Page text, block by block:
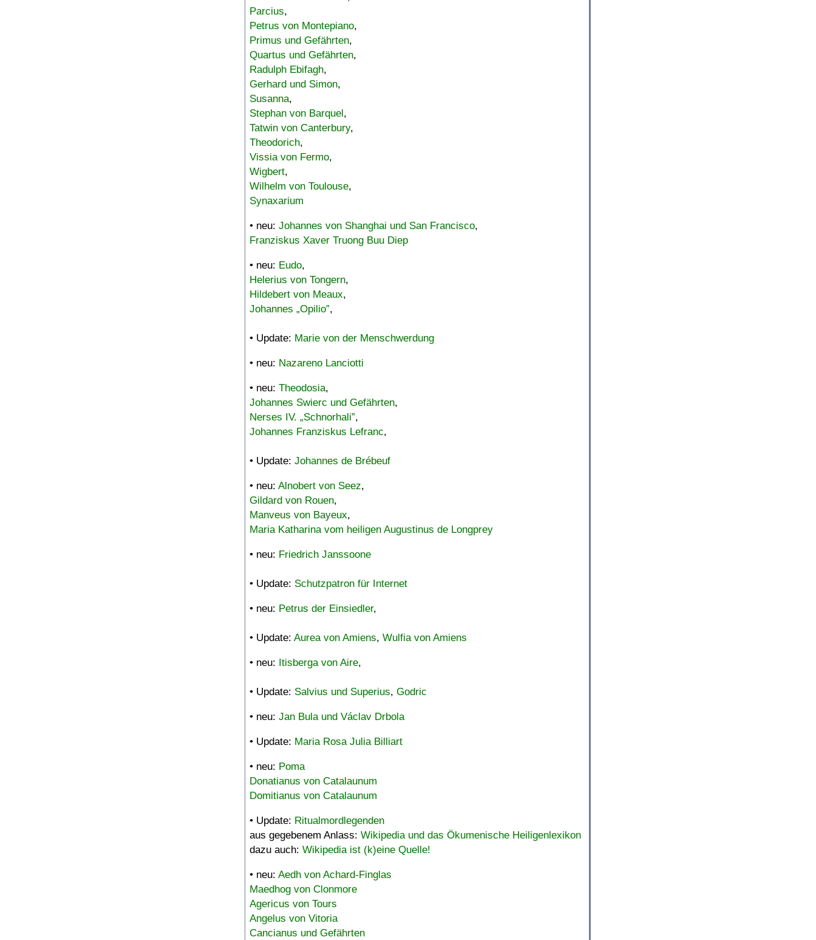
Parcius,
Petrus von Montepiano,
Primus und Gefährten,
Quartus und Gefährten,
Radulph Ebifagh,
Gerhard und Simon,
Susanna,
Stephan von Barquel,
Tatwin von Canterbury,
Theodorich,
Vissia von Fermo,
Wigbert,
Wilhelm von Toulouse,
Synaxarium
• neu: Johannes von Shanghai und San Francisco,
Franziskus Xaver Truong Buu Diep
• neu: Eudo,
Helerius von Tongern,
Hildebert von Meaux,
Johannes „Opilio”,
• Update: Marie von der Menschwerdung
• neu: Nazareno Lanciotti
• neu: Theodosia,
Johannes Swierc und Gefährten,
Nerses IV. „Schnorhali”,
Johannes Franziskus Lefranc,
• Update: Johannes de Brébeuf
• neu: Alnobert von Seez,
Gildard von Rouen,
Manveus von Bayeux,
Maria Katharina vom heiligen Augustinus de Longprey
• neu: Friedrich Janssoone
• Update: Schutzpatron für Internet
• neu: Petrus der Einsiedler,
• Update: Aurea von Amiens, Wulfia von Amiens
• neu: Itisberga von Aire,
• Update: Salvius und Superius, Godric
• neu: Jan Bula und Václav Drbola
• Update: Maria Rosa Julia Billiart
• neu: Poma
Donatianus von Catalaunum
Domitianus von Catalaunum
• Update: Ritualmordlegenden
aus gegebenem Anlass: Wikipedia und das Ökumenische Heiligenlexikon
dazu auch: Wikipedia ist (k)eine Quelle!
• neu: Aedh von Achard-Finglas
Maedhog von Clonmore
Agericus von Tours
Angelus von Vitoria
Cancianus und Gefährten